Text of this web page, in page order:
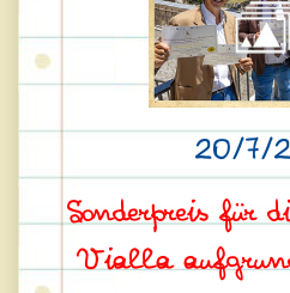
20/7/
Sonderpreis für
Vialla aufgrund